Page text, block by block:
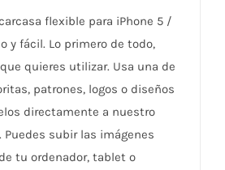
flexible para iPhone 5 /
y fácil. Lo primero de todo,
quieres utilizar. Usa una de
patrones, logos o diseños
directamente a nuestro
Puedes subir las imágenes
tu ordenador, tablet o